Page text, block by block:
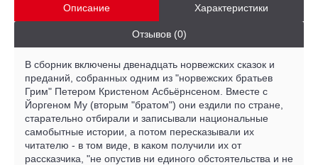
Описание Характеристики
Отзывов (0)
В сборник включены двенадцать норвежских сказок и
преданий, собранных одним из "норвежских братьев
Грим" Петером Кристеном Асбьёрнсеном. Вместе с
Йоргеном Му (вторым "братом") они ездили по стране,
старательно отбирали и записывали национальные
самобытные истории, а потом пересказывали их
читателю - в том виде, в каком получили их от
рассказчика, "не опустив ни единого обстоятельства и не